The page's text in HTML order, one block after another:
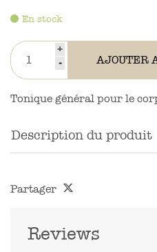
En stock
+
-
AJOUTER
Tonique général pour le
Description du produit
Partager
Reviews